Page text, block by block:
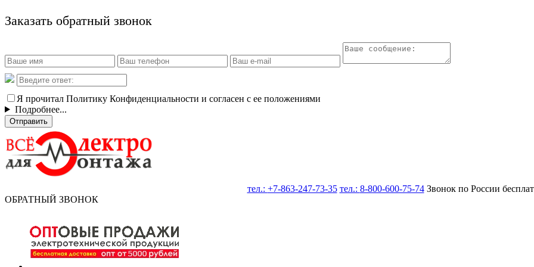
Заказать обратный звонок
Я прочитал Политику Конфиденциальности и согласен с ее положениями
Подробнее...
Отправить
тел.: +7-863-247-73-35 тел.: 8-800-600-75-74Звонок по России
ОБРАТНЫЙ ЗВОНОК